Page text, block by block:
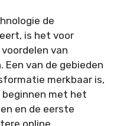
de
is het voor
van
van de gebieden
merkbaar is,
beginnen met het
en de eerste
online